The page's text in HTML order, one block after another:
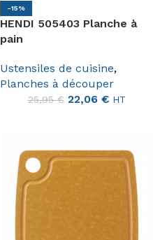
-15%
HENDI 505403 Planche à
pain
Ustensiles de cuisine,
Planches à découper
25,95€ 22,06 € HT